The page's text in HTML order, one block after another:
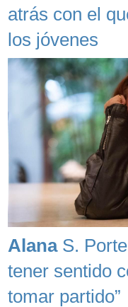
atrás con el
los jóvenes
AlanaS.
tener sentido
tomar partido”